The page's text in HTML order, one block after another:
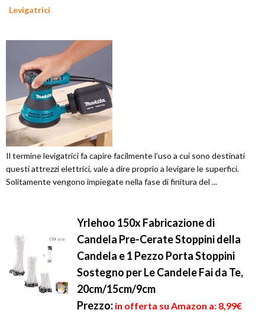
Levigatrici
Il termine levigatrici fa capire facilmente l’uso a cui sono destinati
questi attrezzi elettrici, vale a dire proprio a levigare le superfici.
Solitamente vengono impiegate nella fase di finitura del ...
Yrlehoo 150x Fabricazione di
Candela Pre-Cerate Stoppini della
Candela e 1 Pezzo Porta Stoppini
Sostegno per Le Candele Fai da Te,
20cm/15cm/9cm
Prezzo: in offerta su Amazon a: 8,99€